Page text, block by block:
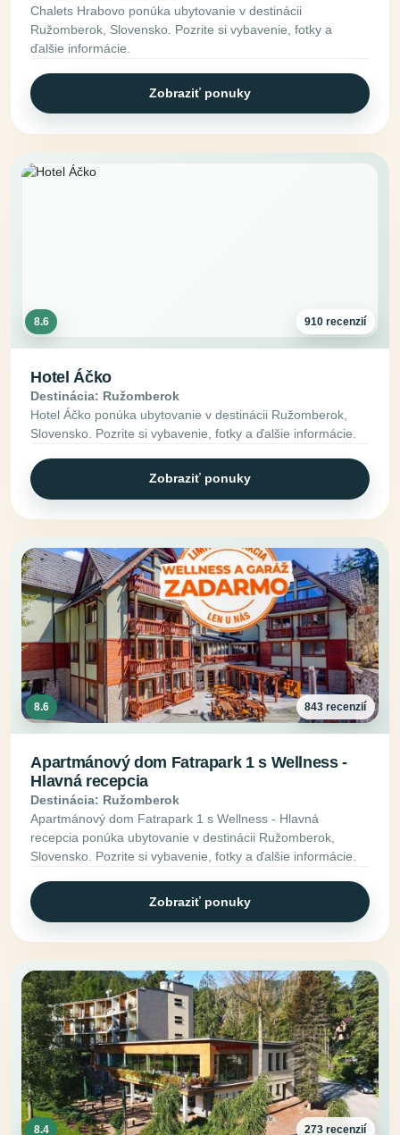
Chalets Hrabovo ponúka ubytovanie v destinácii
Ružomberok, Slovensko. Pozrite si vybavenie, fotky a
ďalšie informácie.
Zobraziť ponuky
8.6 910 recenzií
Hotel Áčko
Destinácia: Ružomberok
Hotel Áčko ponúka ubytovanie v destinácii Ružomberok,
Slovensko. Pozrite si vybavenie, fotky a ďalšie informácie.
Zobraziť ponuky
8.6 843 recenzií
Apartmánový dom Fatrapark 1 s Wellness -
Hlavná recepcia
Destinácia: Ružomberok
Apartmánový dom Fatrapark 1 s Wellness - Hlavná
recepcia ponúka ubytovanie v destinácii Ružomberok,
Slovensko. Pozrite si vybavenie, fotky a ďalšie informácie.
Zobraziť ponuky
8.4 273 recenzií